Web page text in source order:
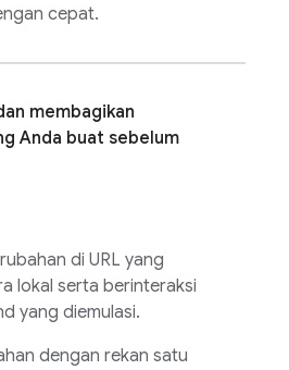
cepat.
membagikan
Anda buat sebelum
di URL yang
lokal serta berinteraksi
yang diemulasi.
dengan rekan satu